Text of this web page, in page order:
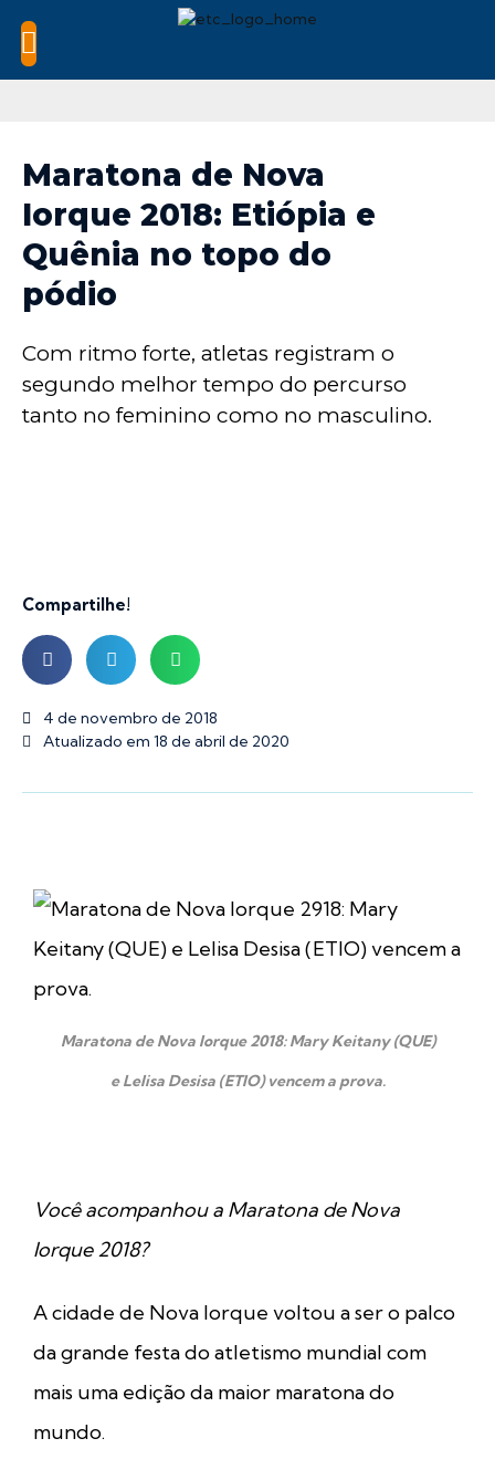
Maratona de Nova
Iorque 2018: Etiópia e
Quênia no topo do
pódio
Com ritmo forte, atletas registram o
segundo melhor tempo do percurso
tanto no feminino como no masculino.
Compartilhe!
4 de novembro de 2018
Atualizado em 18 de abril de 2020
Maratona de Nova Iorque 2018: Mary Keitany (QUE)
e Lelisa Desisa (ETIO) vencem a prova.
Você acompanhou a Maratona de Nova
Iorque 2018?
A cidade de Nova Iorque voltou a ser o palco
da grande festa do atletismo mundial com
mais uma edição da maior maratona do
mundo.